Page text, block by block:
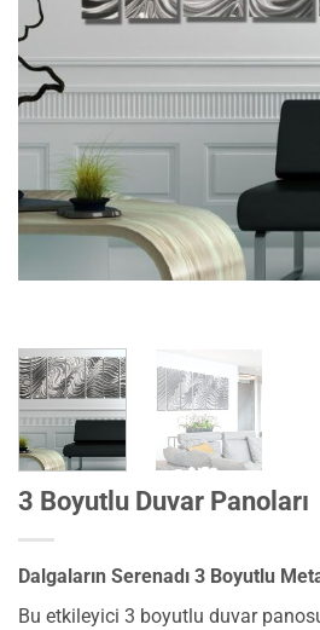
3 Boyutlu Duvar Panoları
Dalgaların Serenadı 3 Boyutlu
Bu etkileyici 3 boyutlu duvar